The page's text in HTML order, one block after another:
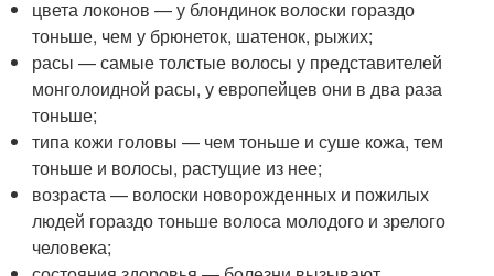
цвета локонов — у блондинок волоски гораздо
тоньше, чем у брюнеток, шатенок, рыжих;
расы — самые толстые волосы у представителей
монголоидной расы, у европейцев они в два раза
тоньше;
типа кожи головы — чем тоньше и суше кожа, тем
тоньше и волосы, растущие из нее;
возраста — волоски новорожденных и пожилых
людей гораздо тоньше волоса молодого и зрелого
человека;